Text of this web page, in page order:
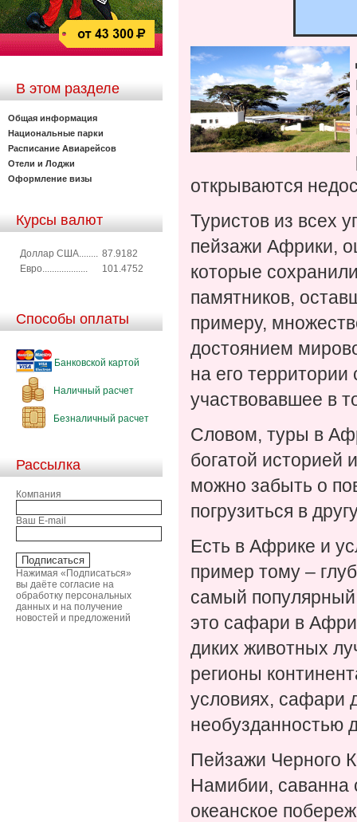
В этом разделе
Общая информация
Национальные парки
Расписание Авиарейсов
Отели и Лоджи
Оформление визы
Курсы валют
Доллар США........ 87.9182
Евро...................
101.4752
Способы оплаты
Банковской картой
Наличный расчет
Безналичный расчет
Рассылка
Компания
Ваш E-mail
Нажимая «Подписаться»
вы даёте согласие на
обработку персональных
данных и на получение
новостей и предложений
открываются
Туристов из всех
пейзажи Африки,
которые
памятников,
примеру,
достоянием
на его
участвовавшее в
Словом, туры в
богатой историей
можно забыть о
погрузиться в
Есть в Африке и
пример тому –
самый
это сафари в
диких животных
регионы
условиях, сафари
необузданностью
Пейзажи Черного
Намибии, саванна
океанское